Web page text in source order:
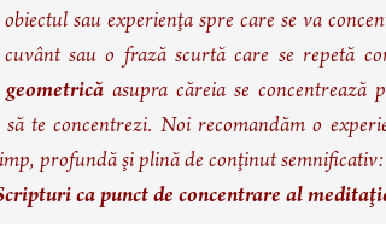
sau experienţa spre care se va
sau o frază scurtă care se repetă
asupra căreia se concentrează
te concentrezi. Noi recomandăm o
profundă şi plină de conţinut semnificativ:
ca punct de concentrare al